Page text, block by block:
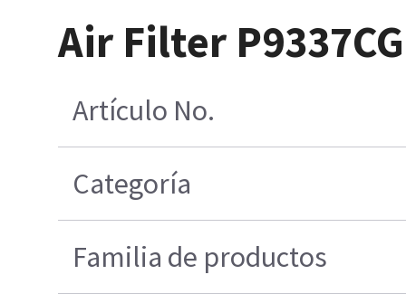
Air Filter P9337CG
Artículo No.
Categoría
Familia de productos